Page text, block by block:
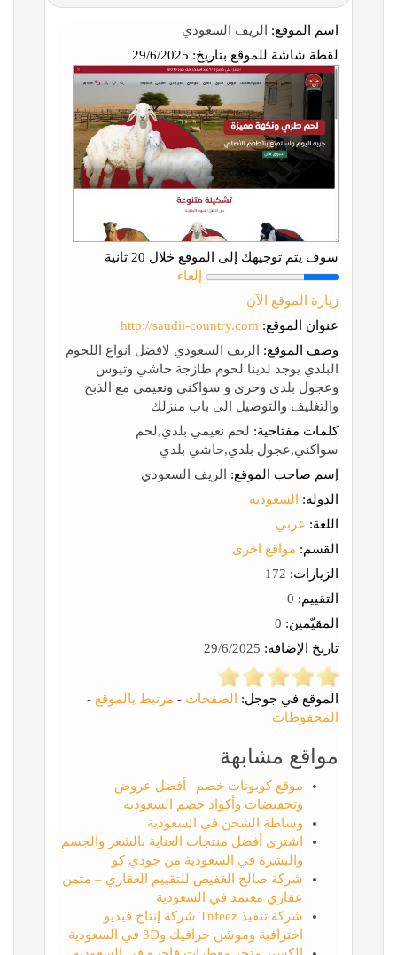
اسم الموقع: الريف السعودي
لقطة شاشة للموقع بتاريخ:
سوف يتم توجيهك إلى الموقع خلال 20 ثانية
إلغاء
زيارة الموقع الآن
عنوان الموقع: http://saudii-country.com
وصف الموقع: الريف السعودي لافضل انواع اللحوم
البلدي يوجد لدينا لحوم طازجة حاشي وتيوس
وعجول بلدي وحري و سواكني ونعيمي مع الذبح
والتغليف والتوصيل الى باب منزلك
كلمات مفتاحية: لحم نعيمي بلدي,لحم
سواكني,عجول بلدي,حاشي بلدي
إسم صاحب الموقع: الريف السعودي
الدولة:
السعودية
اللغة: عربي
القسم: مواقع اخرى
الزيارات:
التقييم:
المقيّمين:
تاريخ الإضافة:
الموقع في جوجل: الصفحات - مرتبط بالموقع -
المحفوظات
مواقع مشابهة
موقع كوبونات خصم | أفضل عروض
وتخفيضات وأكواد خصم السعودية
وساطة الشحن في السعودية
اشتري أفضل منتجات العناية بالشعر والجسم
والبشرة في السعودية من جودي كو
شركة صالح الغفيص للتقييم العقاري – مثمن
عقاري معتمد في السعودية
شركة تنفيذ Tnfeez شركة إنتاج فيديو
احترافية وموشن جرافيك و3D في السعودية